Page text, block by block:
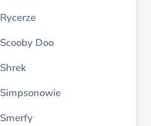
Rycerze
Scooby Doo
Shrek
Simpsonowie
Smerfy